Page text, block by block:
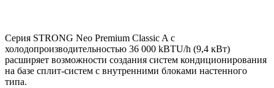
Серия STRONG Neo Premium Classic A с
холодопроизводительностью 36 000 kBTU/h (9,4 кВт)
расширяет возможности создания систем кондиционирования
на базе сплит-систем с внутренними блоками настенного
типа.